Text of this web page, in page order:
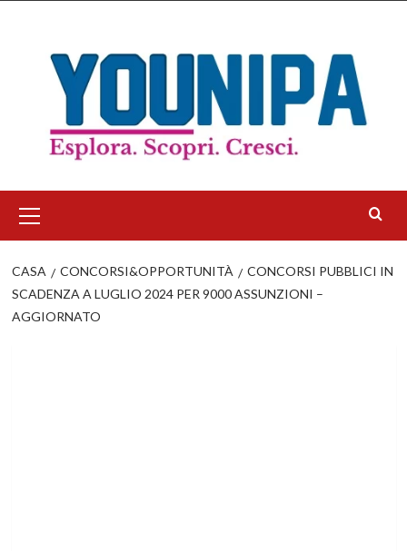
contenuto
principale
CASA CONCORSI&OPPORTUNITÀ
CONCORSI PUBBLICI IN
SCADENZA A LUGLIO 2024 PER 9000 ASSUNZIONI –
AGGIORNATO